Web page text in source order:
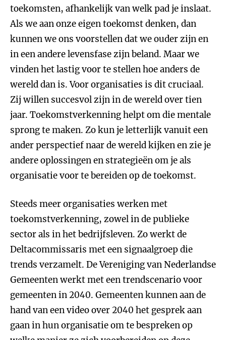
toekomsten, afhankelijk van welk pad je inslaat.
Als we aan onze eigen toekomst denken, dan
kunnen we ons voorstellen dat we ouder zijn en
in een andere levensfase zijn beland. Maar we
vinden het lastig voor te stellen hoe anders de
wereld dan is. Voor organisaties is dit cruciaal.
Zij willen succesvol zijn in de wereld over tien
jaar. Toekomstverkenning helpt om die mentale
sprong te maken. Zo kun je letterlijk vanuit een
ander perspectief naar de wereld kijken en zie je
andere oplossingen en strategieën om je als
organisatie voor te bereiden op de toekomst.
Steeds meer organisaties werken met
toekomstverkenning, zowel in de publieke
sector als in het bedrijfsleven. Zo werkt de
Deltacommissaris met een signaalgroep die
trends verzamelt. De Vereniging van Nederlandse
Gemeenten werkt met een trendscenario voor
gemeenten in 2040. Gemeenten kunnen aan de
hand van een video over 2040 het gesprek aan
gaan in hun organisatie om te bespreken op